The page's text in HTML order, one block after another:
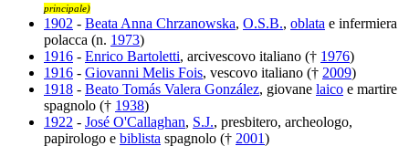
principale)
1902 - Beata Anna Chrzanowska, O.S.B., oblata e infermiera
polacca (n. 1973)
1916 - Enrico Bartoletti, arcivescovo italiano († 1976)
1916 - Giovanni Melis Fois, vescovo italiano († 2009)
1918 - Beato Tomás Valera González, giovane laico e martire
spagnolo († 1938)
1922 - José O'Callaghan, S.J., presbitero, archeologo,
papirologo e biblista spagnolo († 2001)